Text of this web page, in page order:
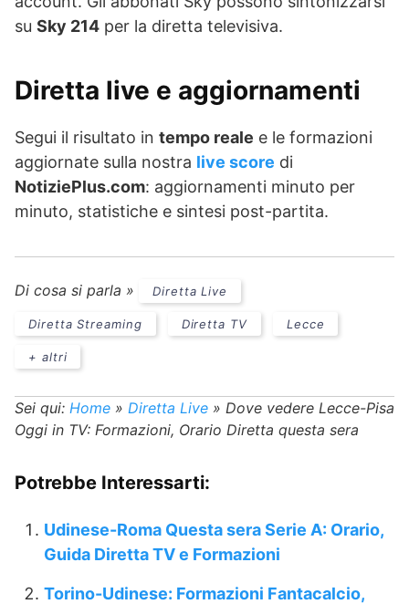
su Sky 214 per la diretta televisiva.
Diretta live e aggiornamenti
Segui il risultato in tempo reale e le formazioni
aggiornate sulla nostra live score di
NotiziePlus.com: aggiornamenti minuto per
minuto, statistiche e sintesi post-partita.
Di cosa si parla » Diretta Live
Diretta Streaming Diretta TV Lecce
+ altri
Sei qui: Home » Diretta Live » Dove vedere Lecce-Pisa
Oggi in TV: Formazioni, Orario Diretta questa sera
Potrebbe Interessarti:
Udinese-Roma Questa sera Serie A: Orario,
Guida Diretta TV e Formazioni
Torino-Udinese: Formazioni Fantacalcio,